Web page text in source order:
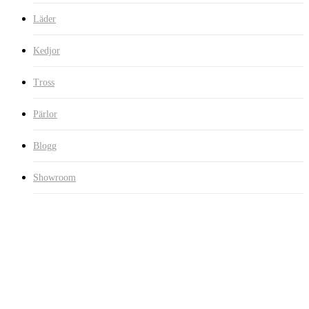
Läder
Kedjor
Tross
Pärlor
Blogg
Showroom